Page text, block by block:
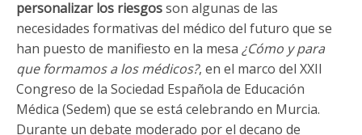
personalizar los riesgosson algunas de las
necesidades formativas del médico del futuro que se
han puesto de manifiesto en la mesa ¿Cómo y para
que formamos a los médicos?, en el marco del XXII
Congreso de la Sociedad Española de Educación
Médica (Sedem) que se está celebrando en Murcia.
Durante un debate moderado por el decano de